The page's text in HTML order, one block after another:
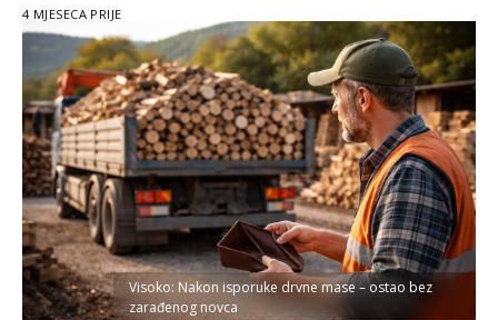
4 MJESECA PRIJE
Visoko: Nakon isporuke drvne mase – ostao bez
zarađenog novca